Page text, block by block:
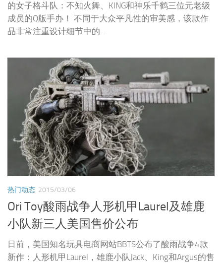
的女子格斗队：不知火舞、KING和神乐千鹤三位元老级
成员的Q版手办！ 不同于大众平凡性的审美感，该款作
品非常注重设计细节中的...
热门动态 2015/03/06
Ori Toy酸雨战争人形机甲Laurel及雄鹿
小队新三人美国售价公布
日前，美国知名玩具电商网站BBTS公布了酸雨战争4款
新作：人形机甲Laurel，雄鹿小队Jack、King和Argus的售